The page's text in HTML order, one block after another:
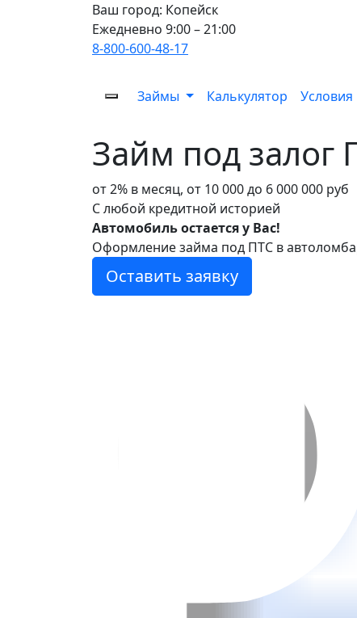
Ваш город: Копейск
Ежедневно 9:00 – 21:00
8-800-600-48-17
Займы Калькулятор Условия
Займ под залог
от 2% в месяц, от 10 000 до 6 000 000 руб
С любой кредитной историей
Автомобиль остается у Вас!
Оформление займа под ПТС в
Оставить заявку